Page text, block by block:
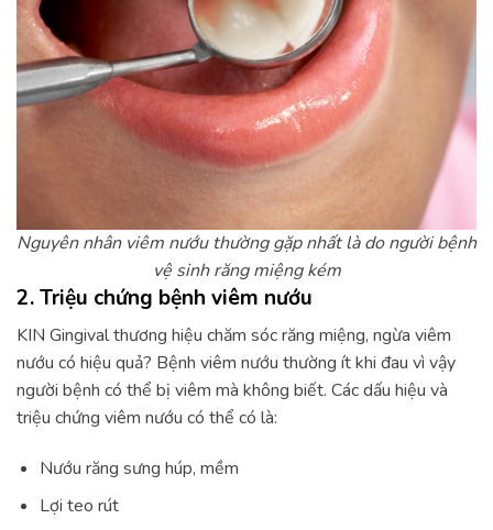
Nguyên nhân viêm nướu thường gặp nhất là do người bệnh
vệ sinh răng miệng kém
2. Triệu chứng bệnh viêm nướu
KIN Gingival thương hiệu chăm sóc răng miệng, ngừa viêm
nướu có hiệu quả? Bệnh viêm nướu thường ít khi đau vì vậy
người bệnh có thể bị viêm mà không biết. Các dấu hiệu và
triệu chứng viêm nướu có thể có là:
Nướu răng sưng húp, mềm
Lợi teo rút